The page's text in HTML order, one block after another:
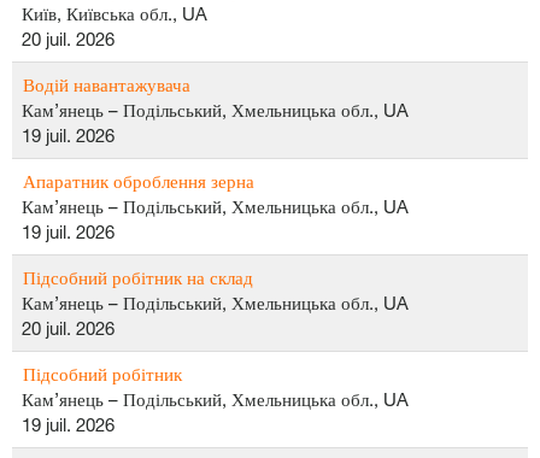
Київ, Київська обл., UA
20 juil. 2026
Водій навантажувача
Кам’янець – Подільський, Хмельницька обл., UA
19 juil. 2026
Апаратник оброблення зерна
Кам’янець – Подільський, Хмельницька обл., UA
19 juil. 2026
Підсобний робітник на склад
Кам’янець – Подільський, Хмельницька обл., UA
20 juil. 2026
Підсобний робітник
Кам’янець – Подільський, Хмельницька обл., UA
19 juil. 2026